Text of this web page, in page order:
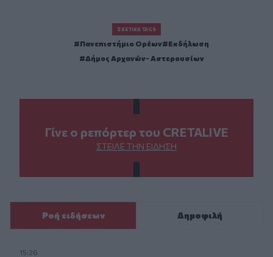
ΣΧΕΤΙΚΆ TAGS
Πανεπιστήμιο Ορέων
Εκδήλωση
Δήμος Αρχανών- Αστερουσίων
Γίνε ο ρεπόρτερ του CRETALIVE
ΣΤΕΊΛΕ ΤΗΝ ΕΊΔΗΣΗ
Ροή ειδήσεων Δημοφιλή
15:26